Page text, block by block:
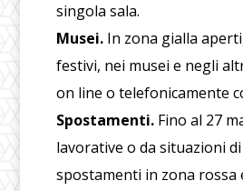
singola sala.
Musei. In zona gialla
festivi, nei musei e negli
on line o telefonicamente
Spostamenti. Fino al 27
lavorative o da situazioni
spostamenti in zona rossa